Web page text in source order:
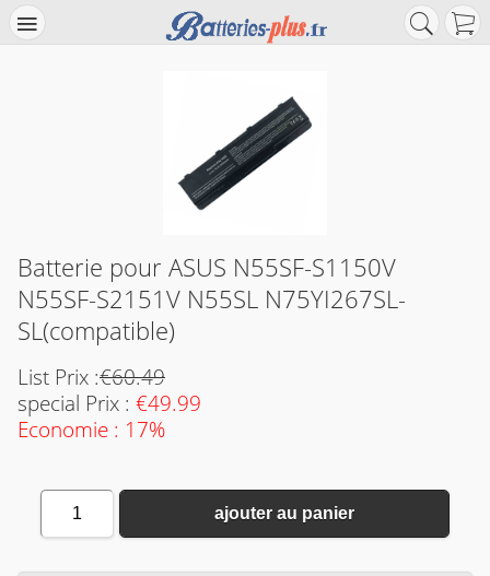
Batterie pour ASUS N55SF-S1150V
N55SF-S2151V N55SL N75YI267SL-
SL(compatible)
List Prix :€60.49
special Prix : €49.99
Economie : 17%
1 ajouter au panier